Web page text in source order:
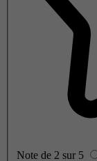
Note de 2 sur 5